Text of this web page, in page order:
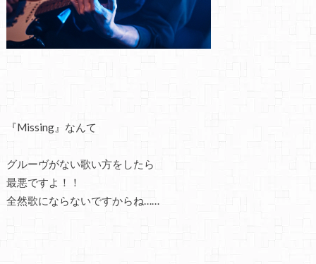
『Missing』なんて
グルーヴがない歌い方をしたら
最悪ですよ！！
全然歌にならないですからね……